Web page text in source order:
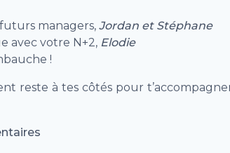
managers, Jordan et Stéphane
avec votre N+2, Elodie
!
reste à tes côtés pour